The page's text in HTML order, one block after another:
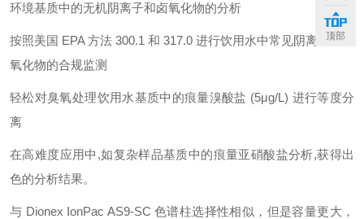
环境基质中的无机阴离子和卤氧化物的分析
按照美国 EPA 方法 300.1 和 317.0 进行饮用水中常见阴离子和卤
氧化物的合规监测
轻松对臭氧处理饮用水基质中的痕量溴酸盐 (5μg/L) 进行等度分
离
在高难度应用中,如复杂样品基质中的痕量亚硝酸盐分析,获得出
色的分析结果。
与 Dionex IonPac AS9-SC 色谱柱选择性相似，但是容量更大，
顶部